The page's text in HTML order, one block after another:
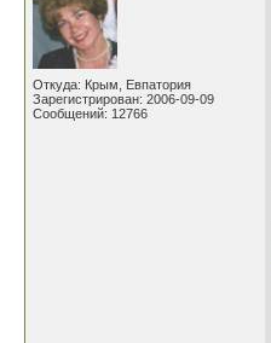
Откуда: Крым, Евпатория
Зарегистрирован: 2006-09-09
Сообщений: 12766